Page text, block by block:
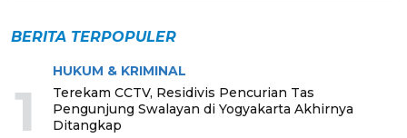
BERITA TERPOPULER
1
HUKUM & KRIMINAL
Terekam CCTV, Residivis Pencurian Tas
Pengunjung Swalayan di Yogyakarta Akhirnya
Ditangkap